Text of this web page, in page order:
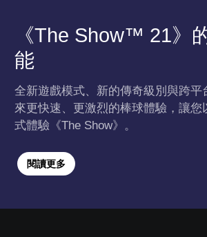
《The Show™ 21》
能
全新遊戲模式、新的傳奇級別與跨平
來更快速、更激烈的棒球體驗，讓您
式體驗《The Show》。
閱讀更多